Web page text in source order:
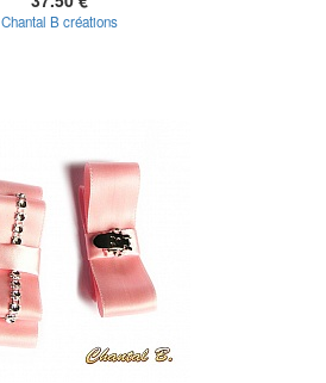
Chantal B créations